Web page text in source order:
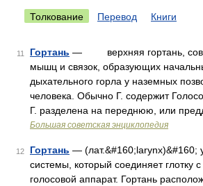
Толкование Перевод Книги
11 Гортань — верхняя гортань,
мышц и связок, образующих
дыхательного горла у наземных
человека. Обычно Г. содержит
Г. разделена на переднюю, или
Большая советская энциклопедия
12 Гортань — (лат.&#160;larynx)&#160;
системы, который соединяет глотку
голосовой аппарат. Гортань